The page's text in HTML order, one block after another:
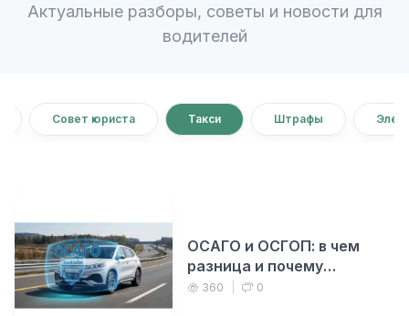
Актуальные разборы, советы и новости для
водителей
Совет юриста Такси Штрафы
ОСАГО и ОСГОП: в чем
разница и почему
таксисту нужны оба
360 0